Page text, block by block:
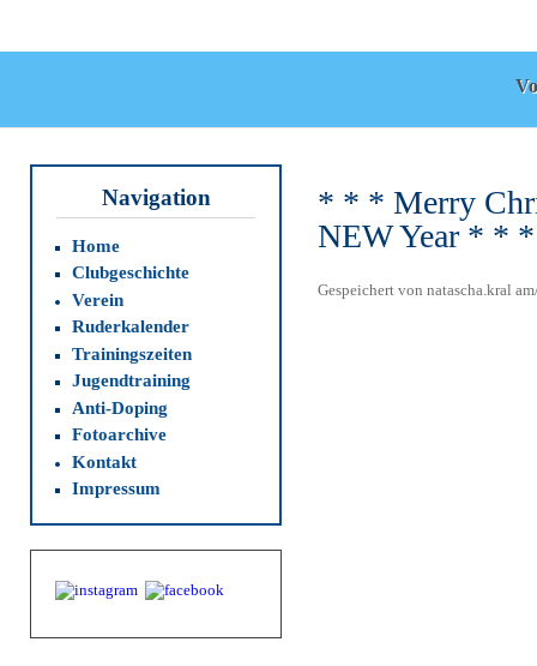
WRC-
Navigation
Home
Clubgeschichte
Verein
Ruderkalender
Trainingszeiten
Jugendtraining
Anti-Doping
Fotoarchive
Kontakt
Impressum
* * * Merry
NEW Year * * *
Gespeichert von natascha.kral